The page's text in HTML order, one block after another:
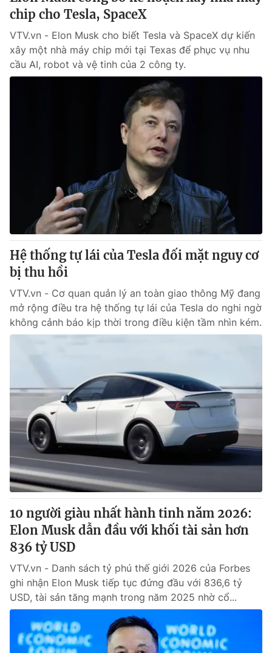
chip cho Tesla, SpaceX
VTV.vn - Elon Musk cho biết Tesla và SpaceX dự kiến
xây một nhà máy chip mới tại Texas để phục vụ nhu
cầu AI, robot và vệ tinh của 2 công ty.
Hệ thống tự lái của Tesla đối mặt nguy cơ
bị thu hồi
VTV.vn - Cơ quan quản lý an toàn giao thông Mỹ đang
mở rộng điều tra hệ thống tự lái của Tesla do nghi ngờ
không cảnh báo kịp thời trong điều kiện tầm nhìn kém.
10 người giàu nhất hành tinh năm 2026:
Elon Musk dẫn đầu với khối tài sản hơn
836 tỷ USD
VTV.vn - Danh sách tỷ phú thế giới 2026 của Forbes
ghi nhận Elon Musk tiếp tục đứng đầu với 836,6 tỷ
USD, tài sản tăng mạnh trong năm 2025 nhờ cổ...